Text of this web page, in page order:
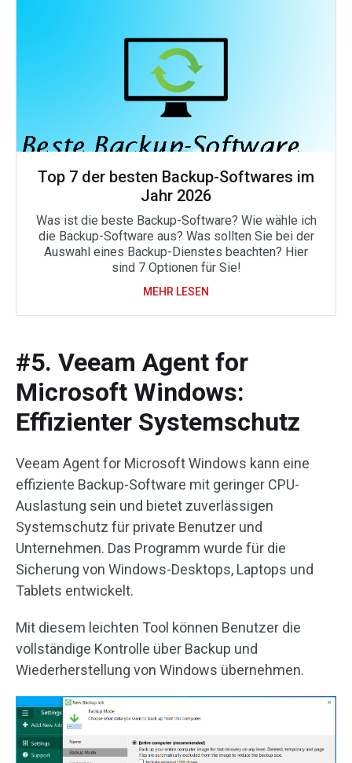
Top 7 der besten Backup-Softwares im
Jahr 2026
Was ist die beste Backup-Software? Wie wähle ich
die Backup-Software aus? Was sollten Sie bei der
Auswahl eines Backup-Dienstes beachten? Hier
sind 7 Optionen für Sie!
MEHR LESEN
#5. Veeam Agent for
Microsoft Windows:
Effizienter Systemschutz
Veeam Agent for Microsoft Windows kann eine
effiziente Backup-Software mit geringer CPU-
Auslastung sein und bietet zuverlässigen
Systemschutz für private Benutzer und
Unternehmen. Das Programm wurde für die
Sicherung von Windows-Desktops, Laptops und
Tablets entwickelt.
Mit diesem leichten Tool können Benutzer die
vollständige Kontrolle über Backup und
Wiederherstellung von Windows übernehmen.